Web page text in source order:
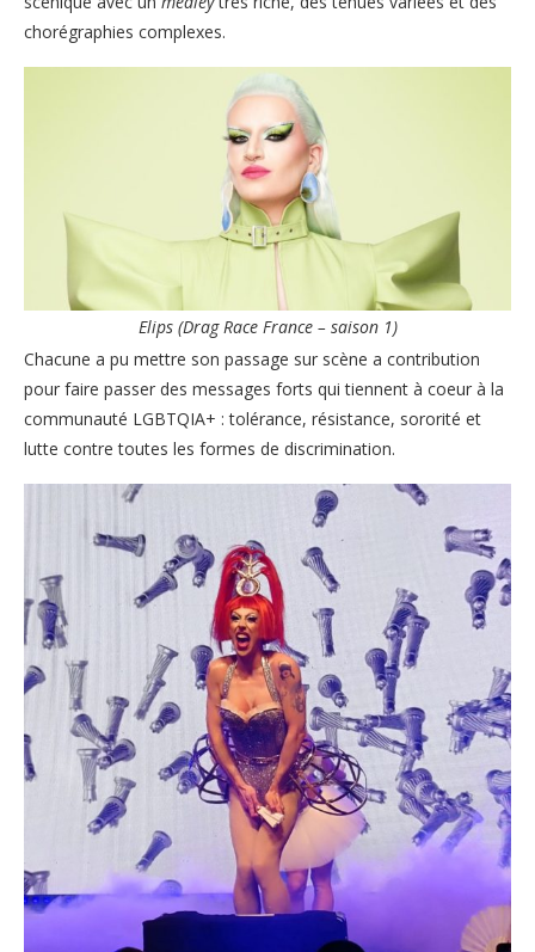
chorégraphies complexes.
Elips (Drag Race France – saison 1)
Chacune a pu mettre son passage sur scène a contribution
pour faire passer des messages forts qui tiennent à coeur à la
communauté LGBTQIA+ : tolérance, résistance, sororité et
lutte contre toutes les formes de discrimination.